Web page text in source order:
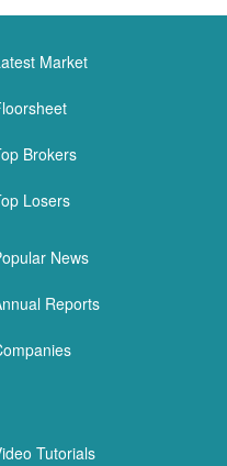
Market
Brokers
Losers
News
Reports
Tutorials